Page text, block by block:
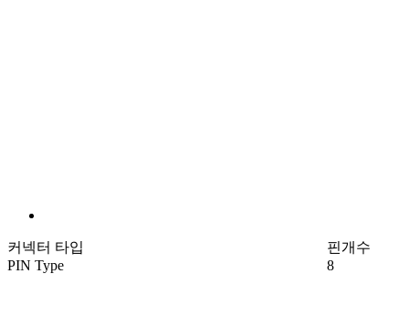
커넥터 타입
PIN Type
핀개수
8